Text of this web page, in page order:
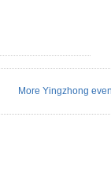
More Yingzhong